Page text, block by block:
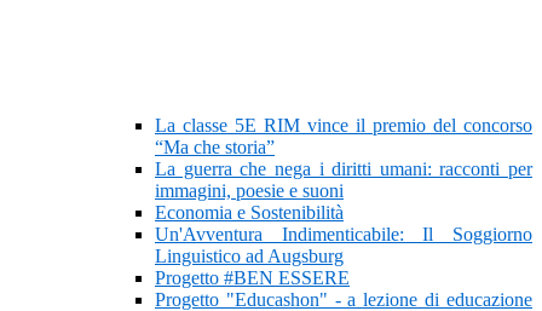
La classe 5E RIM vince il premio del concorso
“Ma che storia”
La guerra che nega i diritti umani: racconti per
immagini, poesie e suoni
Economia e Sostenibilità
Un'Avventura Indimenticabile: Il Soggiorno
Linguistico ad Augsburg
Progetto #BEN ESSERE
Progetto "Educashon" - a lezione di educazione